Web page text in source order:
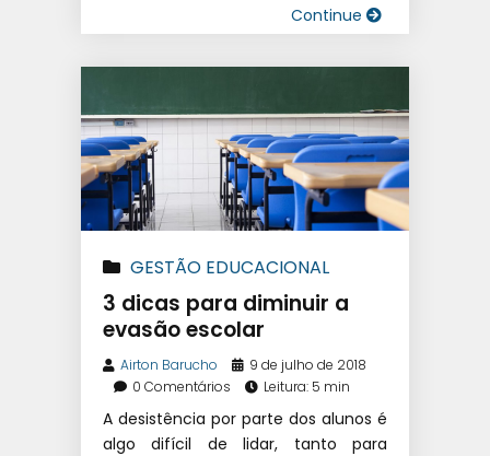
Continue
GESTÃO EDUCACIONAL
3 dicas para diminuir a
evasão escolar
Airton Barucho
9 de julho de 2018
0 Comentários
Leitura: 5 min
A desistência por parte dos alunos é
algo difícil de lidar, tanto para